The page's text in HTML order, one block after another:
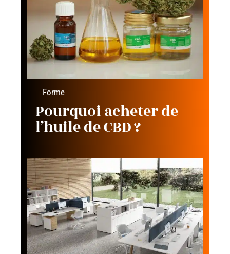
Forme
Pourquoi acheter de
l’huile de CBD ?